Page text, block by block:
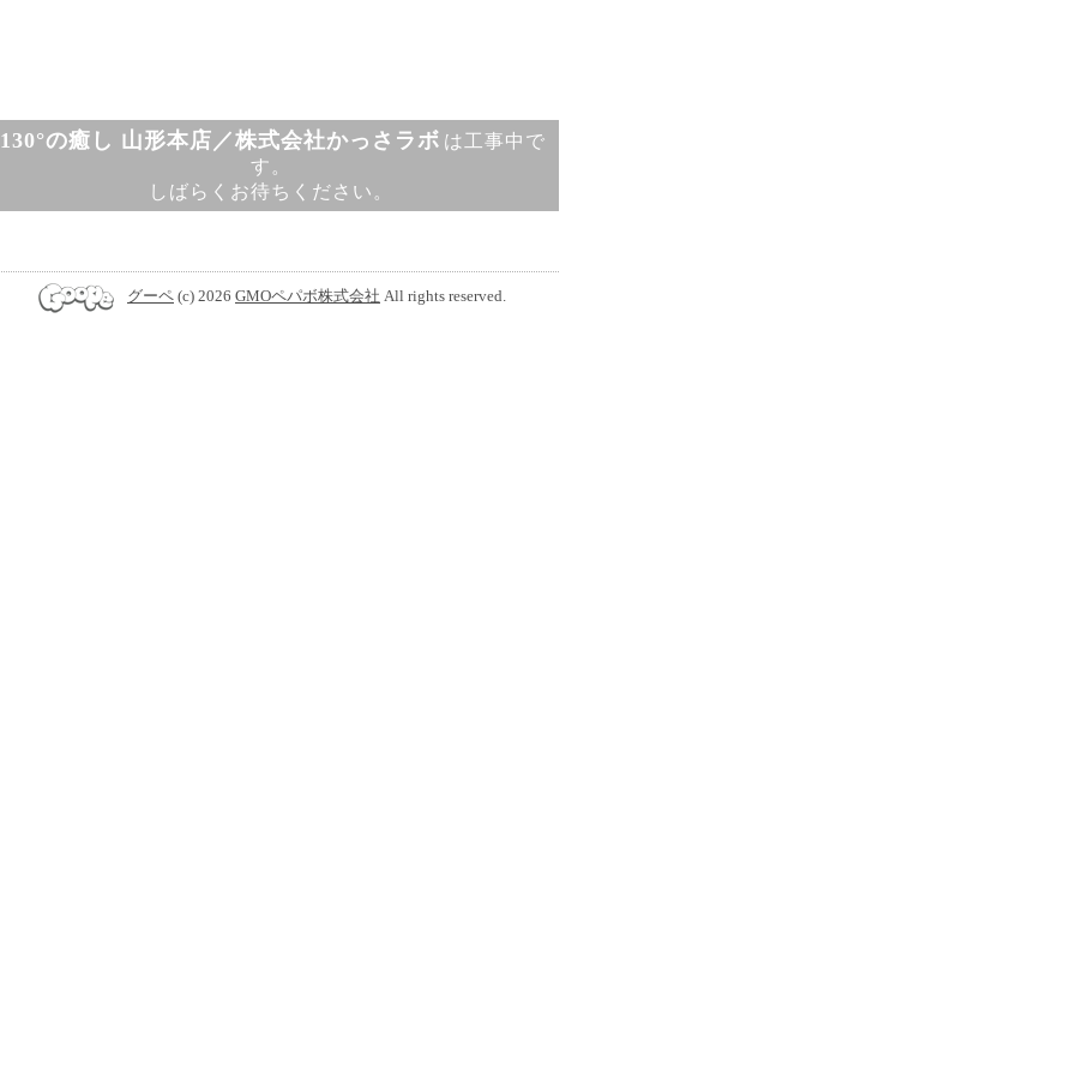
130°の癒し 山形本店／株式会社かっさラボ は工事中で
す。
しばらくお待ちください。
グーペ (c) 2026 GMOペパボ株式会社 All rights reserved.